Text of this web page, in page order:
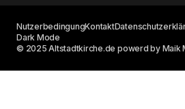
© 2025 Altstadtkirche.de powerd by Maik
NutzerbedingungKontakt
Dark Mode